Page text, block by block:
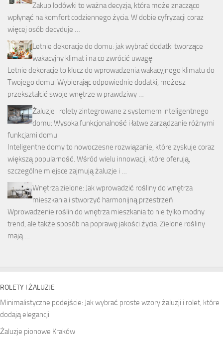
Zakup lodówki to ważna decyzja, która może znacząco
wpłynąć na komfort codziennego życia. W dobie cyfryzacji coraz
więcej osób decyduje …
Letnie dekoracje do domu: jak wybrać dodatki tworzące
wakacyjny klimat i na co zwrócić uwagę
Letnie dekoracje to klucz do wprowadzenia wakacyjnego klimatu do
Twojego domu. Wybierając odpowiednie dodatki, możesz
przekształcić swoje wnętrze w prawdziwy …
Żaluzje i rolety zintegrowane z systemem inteligentnego
domu: Wysoka funkcjonalność i łatwe zarządzanie różnymi
funkcjami domu
Inteligentne domy to nowoczesne rozwiązanie, które zyskuje coraz
większą popularność. Wśród wielu innowacji, które oferują,
szczególne miejsce zajmują żaluzje i …
Wnętrza zielone: Jak wprowadzić rośliny do wnętrza
mieszkania i stworzyć harmonijną przestrzeń
Wprowadzenie roślin do wnętrza mieszkania to nie tylko modny
trend, ale także sposób na poprawę jakości życia. Zielone rośliny
mają …
ROLETY I ŻALUZJE
Minimalistyczne podejście: Jak wybrać proste wzory żaluzji i rolet, które
dodają elegancji
Żaluzje pionowe Kraków